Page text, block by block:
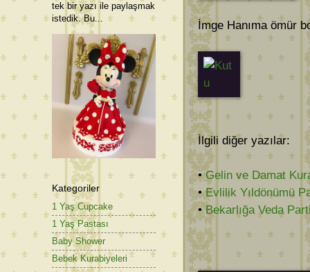
İmge Hanıma ömür
İlgili diğer yazılar:
•Gelin ve Damat
•Evlilik Yıldönümü
•Bekarlığa Veda
tek bir yazı ile paylaşmak
istedik. Bu...
Kategoriler
1 Yaş Cupcake
1 Yaş Pastası
Baby Shower
Bebek Kurabiyeleri